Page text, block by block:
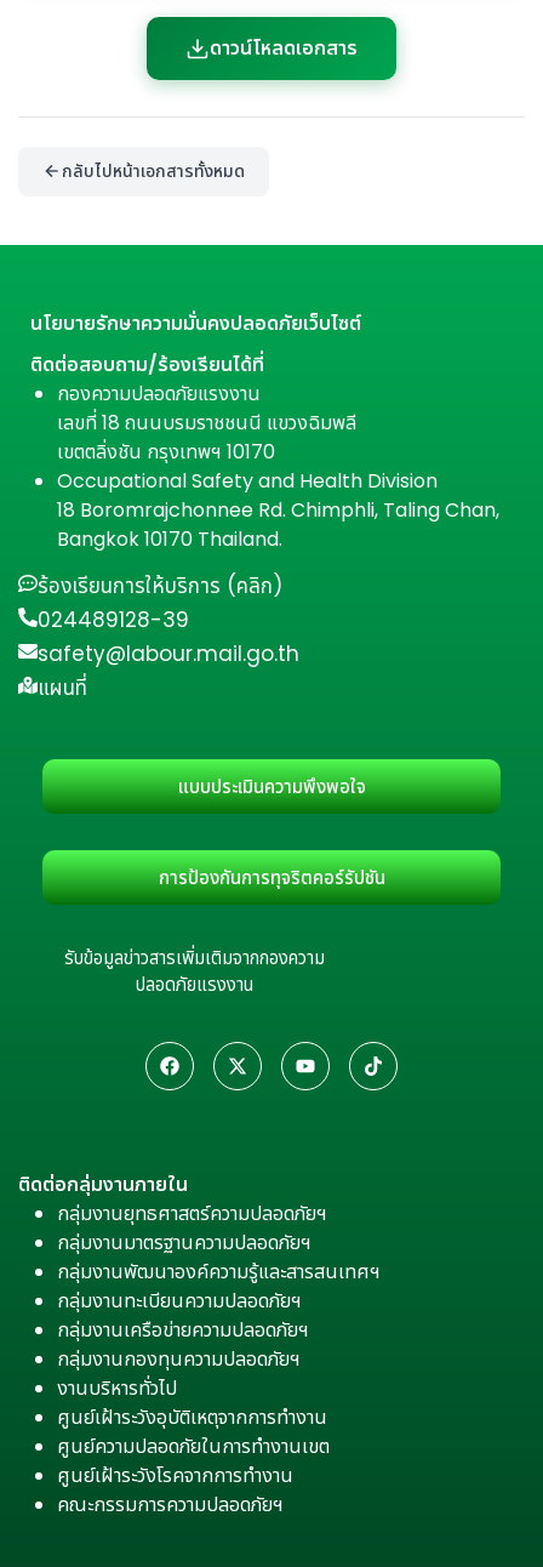
ดาวน์โหลดเอกสาร
กลับไปหน้าเอกสารทั้งหมด
นโยบายรักษาความมั่นคงปลอดภัยเว็บไซต์
ติดต่อสอบถาม/ร้องเรียนได้ที่
กองความปลอดภัยแรงงาน
เลขที่ 18 ถนนบรมราชชนนี แขวงฉิมพลี
เขตตลิ่งชัน กรุงเทพฯ 10170
Occupational Safety and Health Division
18 Boromrajchonnee Rd. Chimphli, Taling Chan,
Bangkok 10170 Thailand.
ร้องเรียนการให้บริการ (คลิก)
024489128-39
safety@labour.mail.go.th
แผนที่
แบบประเมินความพึงพอใจ
การป้องกันการทุจริตคอร์รัปชัน
รับข้อมูลข่าวสารเพิ่มเติมจากกองความ
ปลอดภัยแรงงาน
ติดต่อกลุ่มงานภายใน
กลุ่มงานยุทธศาสตร์ความปลอดภัยฯ
กลุ่มงานมาตรฐานความปลอดภัยฯ
กลุ่มงานพัฒนาองค์ความรู้และสารสนเทศฯ
กลุ่มงานทะเบียนความปลอดภัยฯ
กลุ่มงานเครือข่ายความปลอดภัยฯ
กลุ่มงานกองทุนความปลอดภัยฯ
งานบริหารทั่วไป
ศูนย์เฝ้าระวังอุบัติเหตุจากการทำงาน
ศูนย์ความปลอดภัยในการทำงานเขต
ศูนย์เฝ้าระวังโรคจากการทำงาน
คณะกรรมการความปลอดภัยฯ